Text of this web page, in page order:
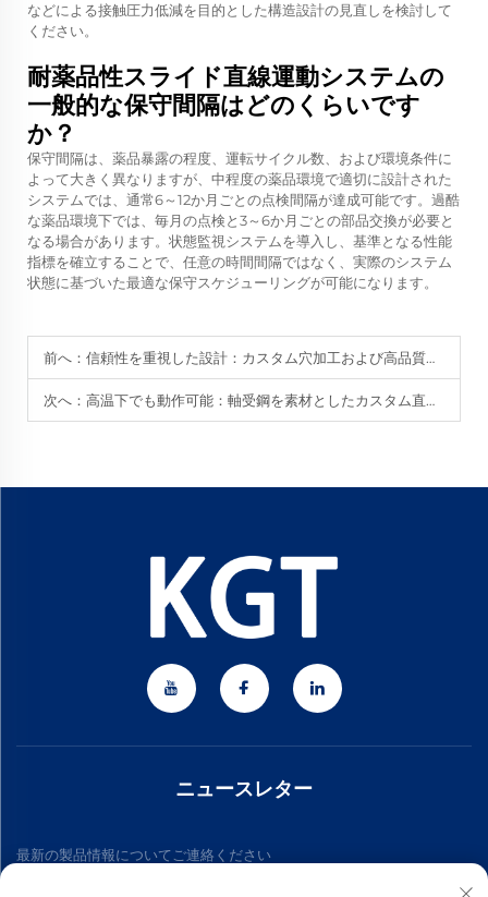
などによる接触圧力低減を目的とした構造設計の見直しを検討して
ください。
耐薬品性スライド直線運動システムの
一般的な保守間隔はどのくらいです
か？
保守間隔は、薬品暴露の程度、運転サイクル数、および環境条件に
よって大きく異なりますが、中程度の薬品環境で適切に設計された
システムでは、通常6～12か月ごとの点検間隔が達成可能です。過酷
な薬品環境下では、毎月の点検と3～6か月ごとの部品交換が必要と
なる場合があります。状態監視システムを導入し、基準となる性能
指標を確立することで、任意の時間間隔ではなく、実際のシステム
状態に基づいた最適な保守スケジューリングが可能になります。
前へ： 信頼性を重視した設計：カスタム穴加工および高品質電気めっきを施した精密製作スライド直線運動システム。
次へ： 高温下でも動作可能：軸受鋼を素材としたカスタム直線ガイドベアリング（耐熱電気めっき仕様）。
ニュースレター
最新の製品情報についてご連絡ください